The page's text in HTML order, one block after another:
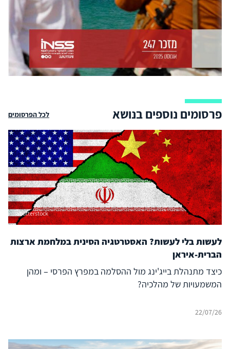
פרסומים נוספים בנושא לכל הפרסומים
Shutterstock
לעשות בלי לעשות? האסטרטגיה הסינית במלחמת ארצות
הברית-איראן
כיצד מתנהלת בייג'ינג מול ההסלמה במפרץ הפרסי – ומהן
המשמעויות של מהלכיה?
22/07/26